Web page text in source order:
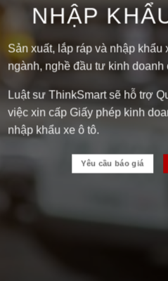
NHẬP
Sản xuất, lắp ráp và nhập khẩu
ngành, nghề đầu tư kinh doanh
Luật sư ThinkSmart sẽ hỗ trợ
việc xin cấp Giấy phép kinh
nhập khẩu xe ô tô.
Yêu cầu báo giá